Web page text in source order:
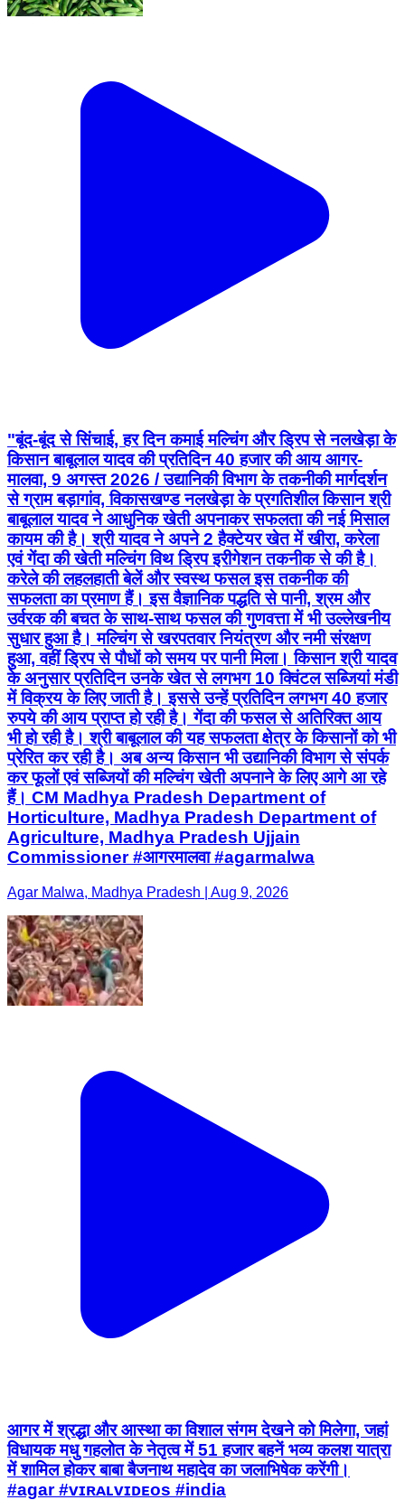
"बूंद-बूंद से सिंचाई, हर दिन कमाई मल्चिंग और ड्रिप से नलखेड़ा के
किसान बाबूलाल यादव की प्रतिदिन 40 हजार की आय आगर-
मालवा, 9 अगस्त 2026 / उद्यानिकी विभाग के तकनीकी मार्गदर्शन
से ग्राम बड़ागांव, विकासखण्ड नलखेड़ा के प्रगतिशील किसान श्री
बाबूलाल यादव ने आधुनिक खेती अपनाकर सफलता की नई मिसाल
कायम की है। श्री यादव ने अपने 2 हैक्टेयर खेत में खीरा, करेला
एवं गेंदा की खेती मल्चिंग विथ ड्रिप इरीगेशन तकनीक से की है।
करेले की लहलहाती बेलें और स्वस्थ फसल इस तकनीक की
सफलता का प्रमाण हैं। इस वैज्ञानिक पद्धति से पानी, श्रम और
उर्वरक की बचत के साथ-साथ फसल की गुणवत्ता में भी उल्लेखनीय
सुधार हुआ है। मल्चिंग से खरपतवार नियंत्रण और नमी संरक्षण
हुआ, वहीं ड्रिप से पौधों को समय पर पानी मिला। किसान श्री यादव
के अनुसार प्रतिदिन उनके खेत से लगभग 10 क्विंटल सब्जियां मंडी
में विक्रय के लिए जाती है। इससे उन्हें प्रतिदिन लगभग 40 हजार
रुपये की आय प्राप्त हो रही है। गेंदा की फसल से अतिरिक्त आय
भी हो रही है। श्री बाबूलाल की यह सफलता क्षेत्र के किसानों को भी
प्रेरित कर रही है। अब अन्य किसान भी उद्यानिकी विभाग से संपर्क
कर फूलों एवं सब्जियों की मल्चिंग खेती अपनाने के लिए आगे आ रहे
हैं। CM Madhya Pradesh Department of
Horticulture, Madhya Pradesh Department of
Agriculture, Madhya Pradesh Ujjain
Commissioner #आगरमालवा #agarmalwa
Agar Malwa, Madhya Pradesh | Aug 9, 2026
आगर में श्रद्धा और आस्था का विशाल संगम देखने को मिलेगा, जहां
विधायक मधु गहलोत के नेतृत्व में 51 हजार बहनें भव्य कलश यात्रा
में शामिल होकर बाबा बैजनाथ महादेव का जलाभिषेक करेंगी।
#agar #ᴠɪʀᴀʟᴠɪᴅᴇᴏs #india